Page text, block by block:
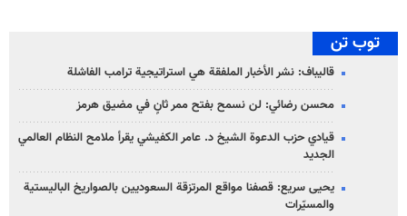
توب تن
قاليباف: نشر الأخبار الملفقة هي استراتيجية ترامب الفاشلة
محسن رضائي: لن نسمح بفتح ممر ثانٍ في مضيق هرمز
قيادي حزب الدعوة الشيخ د. عامر الكفيشي يقرأ ملامح النظام العالمي
الجديد
يحيى سريع: قصفنا مواقع المرتزقة السعوديين بالصواريخ الباليستية
والمسيّرات